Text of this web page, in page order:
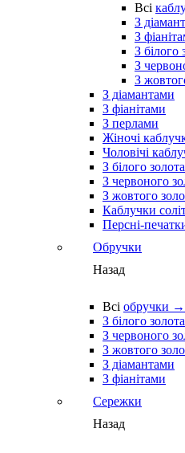
Всі
З
З
З білого
З
З
З діамантами
З фіанітами
З перлами
Жіночі
Чоловічі
З білого золота
З червоного
З жовтого
Каблучки
Персні-
Обручки
Назад
Всі обручки →
З білого золота
З червоного
З жовтого
З діамантами
З фіанітами
Сережки
Назад